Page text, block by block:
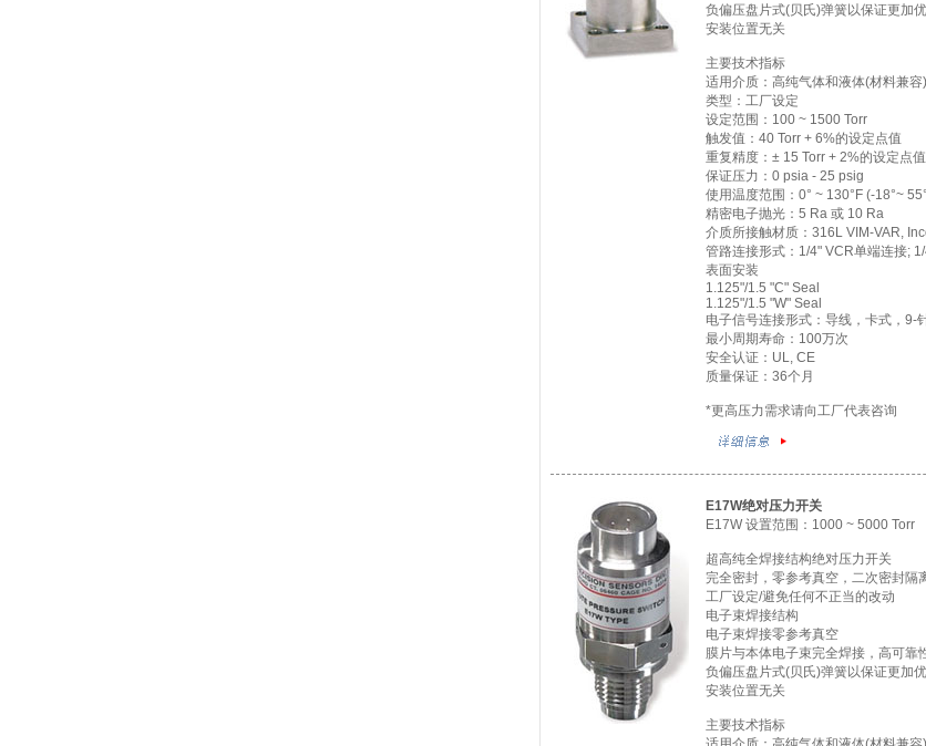
负偏压盘片式(贝氏)弹簧以保证更加
安装位置无关
主要技术指标
适用介质：高纯气体和液体(材料兼容)
类型：工厂设定
设定范围：100 ~ 1500 Torr
触发值：40 Torr + 6%的设定点值
重复精度：± 15 Torr + 2%的设定点值
保证压力：0 psia - 25 psig
使用温度范围：0° ~ 130°F (-18°~
精密电子抛光：5 Ra 或 10 Ra
介质所接触材质：316L VIM-VAR,
管路连接形式：1/4" VCR单端连接;
表面安装
1.125"/1.5 "C" Seal
1.125"/1.5 "W" Seal
电子信号连接形式：导线，卡式，9-
最小周期寿命：100万次
安全认证：UL, CE
质量保证：36个月
*更高压力需求请向工厂代表咨询
E17W绝对压力开关
E17W 设置范围：1000 ~ 5000 Torr
超高纯全焊接结构绝对压力开关
完全密封，零参考真空，二次密封隔
工厂设定/避免任何不正当的改动
电子束焊接结构
电子束焊接零参考真空
膜片与本体电子束完全焊接，高可靠
负偏压盘片式(贝氏)弹簧以保证更加
安装位置无关
主要技术指标